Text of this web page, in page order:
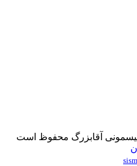
آقابزرگ محفوظ است